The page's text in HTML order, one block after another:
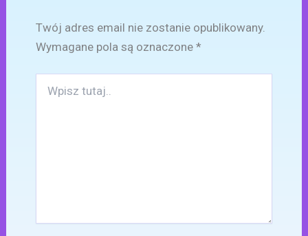
Twój adres email nie zostanie opublikowany.
Wymagane pola są oznaczone *
tutaj..